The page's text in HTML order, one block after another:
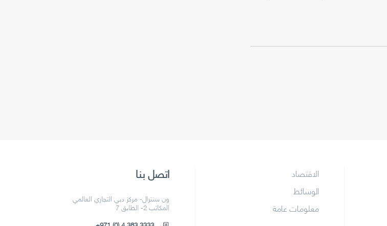
الاقتصاد
الوسائط
معلومات عامة
اتصل بنا
ون سنترال- مركز دبي التجاري العالمي
المكاتب 2- الطابق 7